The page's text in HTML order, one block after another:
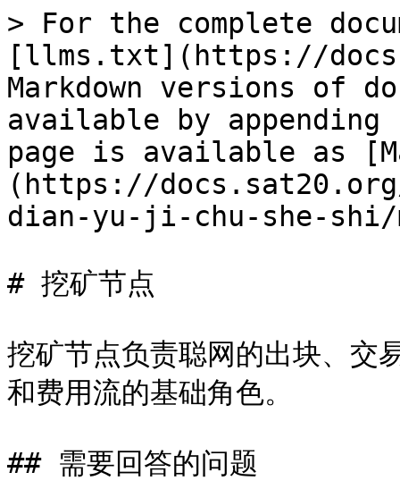
> For the complete
[llms.txt](https://
Markdown versions of
available by
page is available as
(https://
dian-yu-ji-chu-she-shi/
# 挖矿节点
挖矿节点负责聪网的出块、交
和费用流的基础角色。
## 需要回答的问题